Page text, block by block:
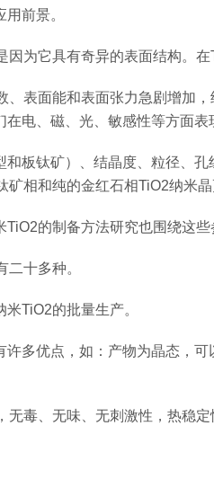
前景。
为它具有奇异的表面结构。
、表面能和表面张力急剧增加
电、磁、光、敏感性等方面表
板钛矿）、结晶度、粒径、
相和纯的金红石相TiO2纳米晶
的制备方法研究也围绕这些
二十多种。
TiO2的批量生产。
多优点，如：产物为晶态，
毒、无味、无刺激性，热稳定